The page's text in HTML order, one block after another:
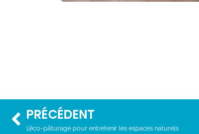
PRÉCÉDENT
L’éco-pâturage pour entretenir les espaces naturels